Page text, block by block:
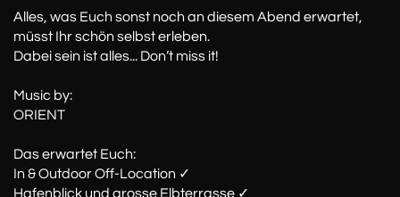
Alles, was Euch sonst noch an diesem Abend erwartet,
müsst Ihr schön selbst erleben.
Dabei sein ist alles... Don’t miss it!
Music by:
ORIENT
Das erwartet Euch:
In & Outdoor Off-Location ✓
Hafenblick und grosse Elbterrasse ✓